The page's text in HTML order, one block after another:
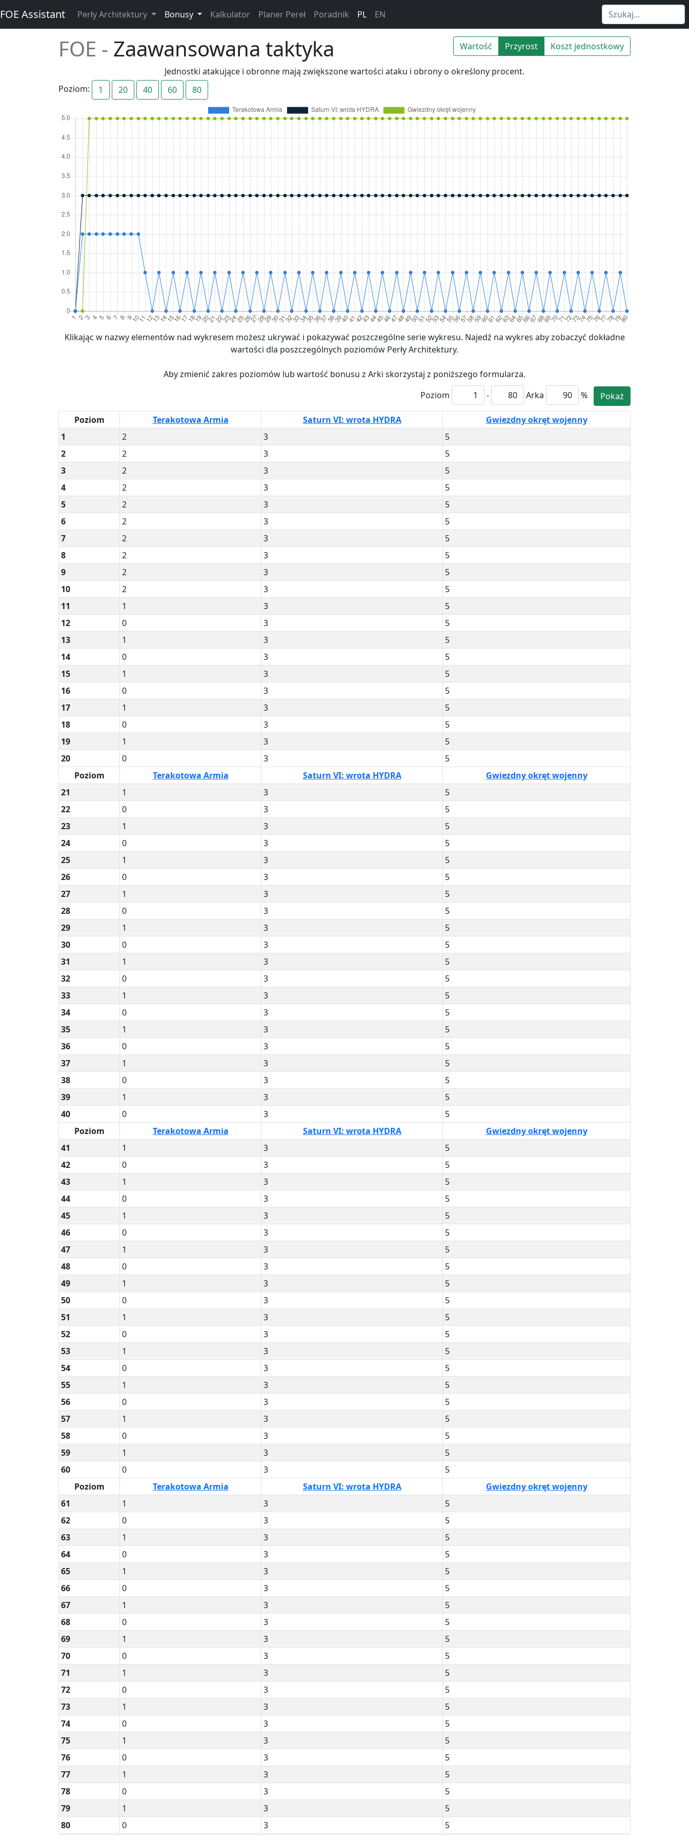
FOE Assistant Perły Architektury Bonusy Kalkulator Planer Pereł Poradnik PL EN
Wartość Przyrost Koszt jednostkowy
FOE - Zaawansowana taktyka
Jednostki atakujące i obronne mają zwiększone wartości ataku i obrony o określony procent.
Poziom:
1 20 40 60 80
Klikając w nazwy elementów nad wykresem możesz ukrywać i pokazywać poszczególne serie wykresu. Najedź na wykres aby zobaczyć dokładne
wartości dla poszczególnych poziomów Perły Architektury.
Aby zmienić zakres poziomów lub wartość bonusu z Arki skorzystaj z poniższego formularza.
Poziom
- Arka % Pokaż
Poziom Terakotowa Armia Saturn VI: wrota HYDRA
Gwiezdny okręt wojenny
1
2 3
5
2
2 3
5
3
2 3
5
4
2 3
5
5
2 3
5
6
2 3
5
7
2 3
5
8
2 3
5
9
2 3
5
10
2 3
5
11
1 3
5
12
0 3
5
13
1 3
5
14
0 3
5
15
1 3
5
16
0 3
5
17
1 3
5
18
0 3
5
19
1 3
5
20
0 3
5
Poziom
Terakotowa Armia Saturn VI: wrota HYDRA
Gwiezdny okręt wojenny
21
1 3
5
22
0 3
5
23
1 3
5
24
0 3
5
25
1 3
5
26
0 3
5
27
1 3
5
28
0 3
5
29
1 3
5
30
0 3
5
31
1 3
5
32
0 3
5
33
1 3
5
34
0 3
5
35
1 3
5
36
0 3
5
37
1 3
5
38
0 3
5
39
1 3
5
40
0 3
5
Poziom
Terakotowa Armia Saturn VI: wrota HYDRA
Gwiezdny okręt wojenny
41
1 3
5
42
0 3
5
43
1 3
5
44
0 3
5
45
1 3
5
46
0 3
5
47
1 3
5
48
0 3
5
49
1 3
5
50
0 3
5
51
1 3
5
52
0 3
5
53
1 3
5
54
0 3
5
55
1 3
5
56
0 3
5
57
1 3
5
58
0 3
5
59
1 3
5
60
0 3
5
Poziom
Terakotowa Armia Saturn VI: wrota HYDRA
Gwiezdny okręt wojenny
61
1 3
5
62
0 3
5
63
1 3
5
64
0 3
5
65
1 3
5
66
0 3
5
67
1 3
5
68
0 3
5
69
1 3
5
70
0 3
5
71
1 3
5
72
0 3
5
73
1 3
5
74
0 3
5
75
1 3
5
76
0 3
5
77
1 3
5
78
0 3
5
79
1 3
5
80
0 3 5